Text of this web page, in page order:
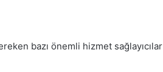
bazı önemli hizmet sağlayıcılar